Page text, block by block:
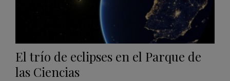
El trío de eclipses en el Parque de
las Ciencias